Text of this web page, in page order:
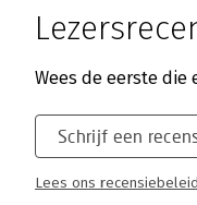
Wees de eerste die
Schrijf een
Lees ons recensiebeleid